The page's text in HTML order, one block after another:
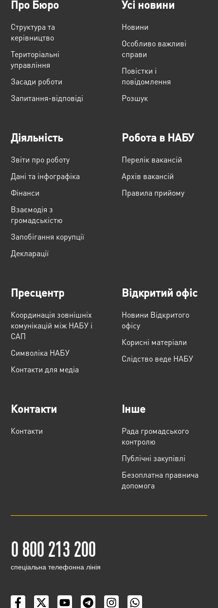
Про Бюро
Структура та
керівництво
Територіальні
управління
Засади роботи
Запитання-відповіді
Усі новини
Новини
Особливо важливі
справи
Повістки і
повідомлення
Розшук
Діяльність
Звіти про роботу
Дані та інфографіка
Фінанси
Взаємодія з
громадськістю
Запобігання корупції
Декларації
Робота в НАБУ
Перелік вакансій
Архів вакансій
Правила прийому
Пресцентр
Координація зовнішніх
комунікацій між НАБУ і
САП
Cимволіка НАБУ
Контакти для медіа
Відкритий офіс
Новини Відкритого
офісу
Корисні матеріали
Слідство веде НАБУ
Контакти
Контакти
Інше
Рада громадського
контролю
Публічні закупівлі
Безоплатна правнича
допомога
0 800 213 200
cпеціальна телефонна лінія